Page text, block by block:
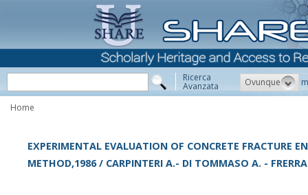
Ricerca
Avanzata Ovunque
Home
EXPERIMENTAL EVALUATION OF CONCRETE FRACTURE
METHOD,1986 / CARPINTERI A.- DI TOMMASO A. -